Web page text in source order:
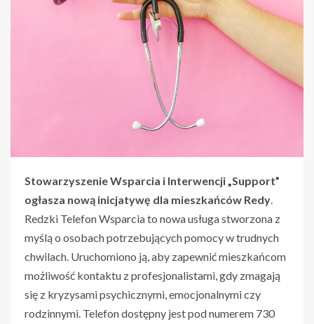
Stowarzyszenie Wsparcia i Interwencji „Support”
ogłasza nową inicjatywę dla mieszkańców Redy
Redzki Telefon Wsparcia to nowa usługa stworzona z
myślą o osobach potrzebujących pomocy w trudnych
chwilach. Uruchomiono ją, aby zapewnić mieszkańcom
możliwość kontaktu z profesjonalistami, gdy zmagają
się z kryzysami psychicznymi, emocjonalnymi czy
rodzinnymi. Telefon dostępny jest pod numerem 730